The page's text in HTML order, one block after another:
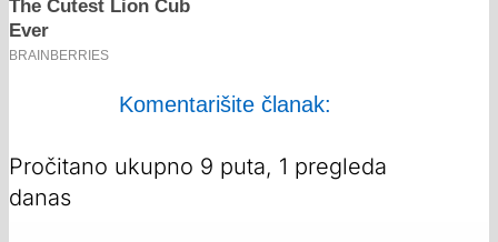
Komentarišite članak:
Pročitano ukupno 9 puta, 1 pregleda
danas